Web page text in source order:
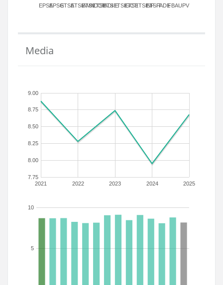
EPSAEPSGETSAETSIAMN
ETSICCP
ETSIADI
ETSIEETSIGCT
ETSIIETSINFETSITFADEFBAUPV
Media
2021 2022 2023 2024 2025
7.75
8.00
8.25
8.50
8.75
9.00
5
10